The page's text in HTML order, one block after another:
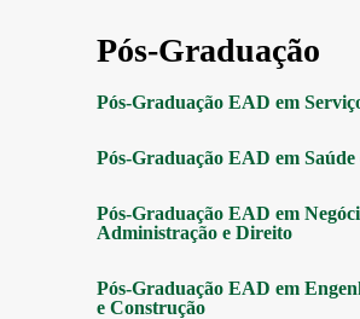
Pós-Graduação
Pós-Graduação EAD em
Pós-Graduação EAD em
Pós-Graduação EAD em
Administração e Direito
Pós-Graduação EAD em
e Construção